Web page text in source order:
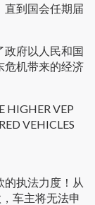
直到国会任期届
政府以人民和国
危机带来的经济
执法力度！从
车主将无法申